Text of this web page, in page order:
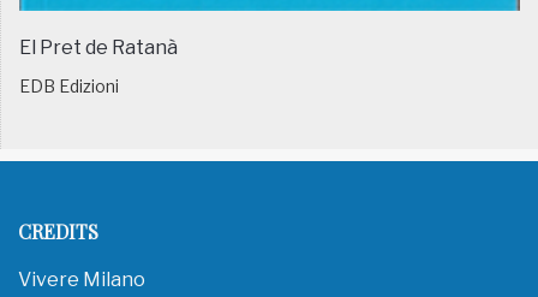
El Pret de Ratanà
EDB Edizioni
CREDITS
Vivere Milano